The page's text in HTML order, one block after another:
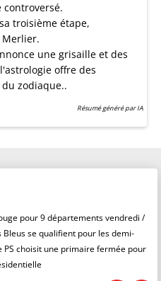
troisième étape,
une grisaille et des
offre des
zodiaque..
Résumé généré par IA
pour 9 départements vendredi /
se qualifient pour les demi-
PS choisit une primaire fermée pour